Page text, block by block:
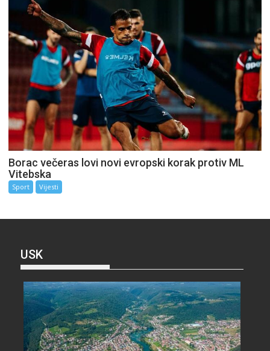
Borac večeras lovi novi evropski korak protiv ML
Vitebska
Sport Vijesti
USK